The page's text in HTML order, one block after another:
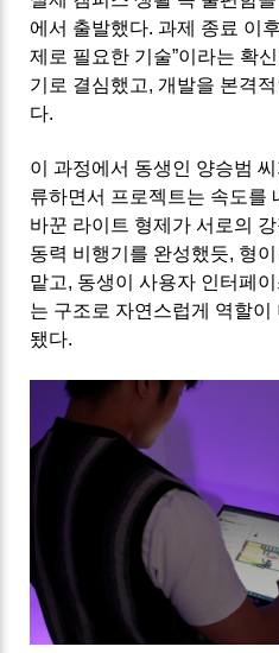
에서 출발했다. 과제 종료 이
제로 필요한 기술”이라는 확
기로 결심했고, 개발을 본격
다.
이 과정에서 동생인 양승범
류하면서 프로젝트는 속도를
바꾼 라이트 형제가 서로의
동력 비행기를 완성했듯, 형
맡고, 동생이 사용자 인터페
는 구조로 자연스럽게 역할이
됐다.